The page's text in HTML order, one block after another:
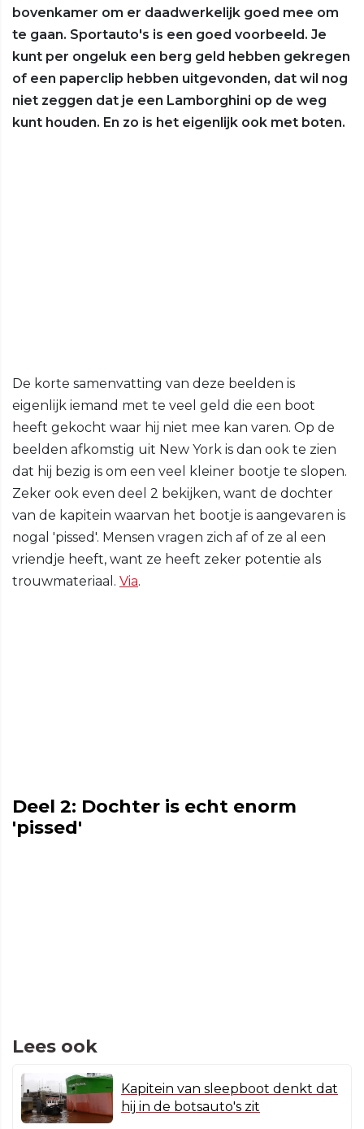
bovenkamer om er daadwerkelijk goed mee om
te gaan. Sportauto's is een goed voorbeeld. Je
kunt per ongeluk een berg geld hebben gekregen
of een paperclip hebben uitgevonden, dat wil nog
niet zeggen dat je een Lamborghini op de weg
kunt houden. En zo is het eigenlijk ook met boten.
De korte samenvatting van deze beelden is
eigenlijk iemand met te veel geld die een boot
heeft gekocht waar hij niet mee kan varen. Op de
beelden afkomstig uit New York is dan ook te zien
dat hij bezig is om een veel kleiner bootje te slopen.
Zeker ook even deel 2 bekijken, want de dochter
van de kapitein waarvan het bootje is aangevaren is
nogal 'pissed'. Mensen vragen zich af of ze al een
vriendje heeft, want ze heeft zeker potentie als
trouwmateriaal. Via.
Deel 2: Dochter is echt enorm
'pissed'
Lees ook
Kapitein van sleepboot denkt dat
hij in de botsauto's zit